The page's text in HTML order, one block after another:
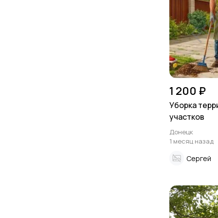
1 200 ₽
Уборка
участков
Донецк
1 месяц назад
Сергей